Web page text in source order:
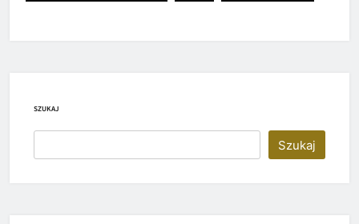
SZUKAJ
Szukaj